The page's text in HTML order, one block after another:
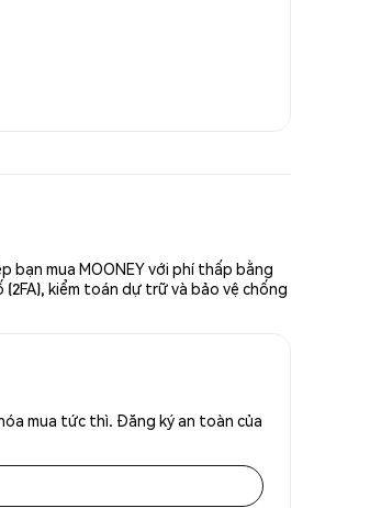
bạn mua MOONEY với phí thấp bằng
kiểm toán dự trữ và bảo vệ chống
mua tức thì. Đăng ký an toàn của